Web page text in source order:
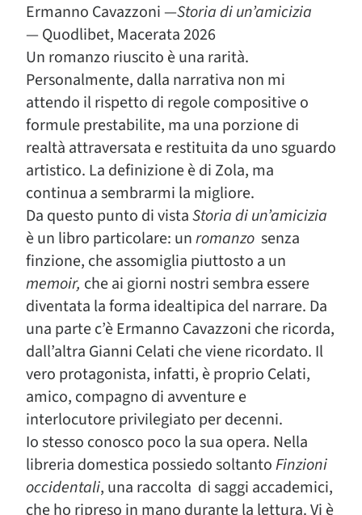
Ermanno Cavazzoni —Storia di un’amicizia
— Quodlibet, Macerata 2026
Un romanzo riuscito è una rarità.
Personalmente, dalla narrativa non mi
attendo il rispetto di regole compositive o
formule prestabilite, ma una porzione di
realtà attraversata e restituita da uno sguardo
artistico. La definizione è di Zola, ma
continua a sembrarmi la migliore.
Da questo punto di vistaStoria diun’amicizia
è un libro particolare: unromanzo senza
finzione, che assomiglia piuttosto a un
memoir, cheai giorni nostri sembra essere
diventata la forma idealtipica del narrare. Da
una parte c’è Ermanno Cavazzoni che ricorda,
dall’altra Gianni Celati che viene ricordato. Il
vero protagonista, infatti, è proprio Celati,
amico, compagno di avventure e
interlocutore privilegiato per decenni.
Io stesso conosco poco la sua opera. Nella
libreria domestica possiedo soltantoFinzioni
occidentali, una raccolta di saggi accademici,
che ho ripreso in mano durante la lettura. Vi è